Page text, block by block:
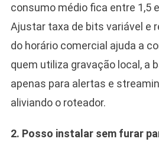
consumo médio fica entre 1,5
Ajustar taxa de bits variável e
do horário comercial ajuda a
quem utiliza gravação local, a
apenas para alertas e
aliviando o roteador.
2. Posso instalar sem furar